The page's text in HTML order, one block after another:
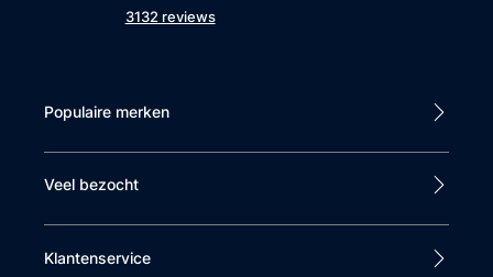
3132 reviews
Populaire merken
Veel bezocht
Klantenservice